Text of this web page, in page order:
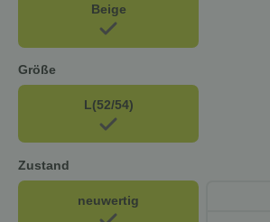
Beige
Größe
L(52/54)
Zustand
neuwertig